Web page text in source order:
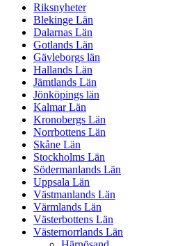
Riksnyheter
Blekinge Län
Dalarnas Län
Gotlands Län
Gävleborgs län
Hallands Län
Jämtlands Län
Jönköpings län
Kalmar Län
Kronobergs Län
Norrbottens Län
Skåne Län
Stockholms Län
Södermanlands Län
Uppsala Län
Västmanlands Län
Värmlands Län
Västerbottens Län
Västernorrlands Län